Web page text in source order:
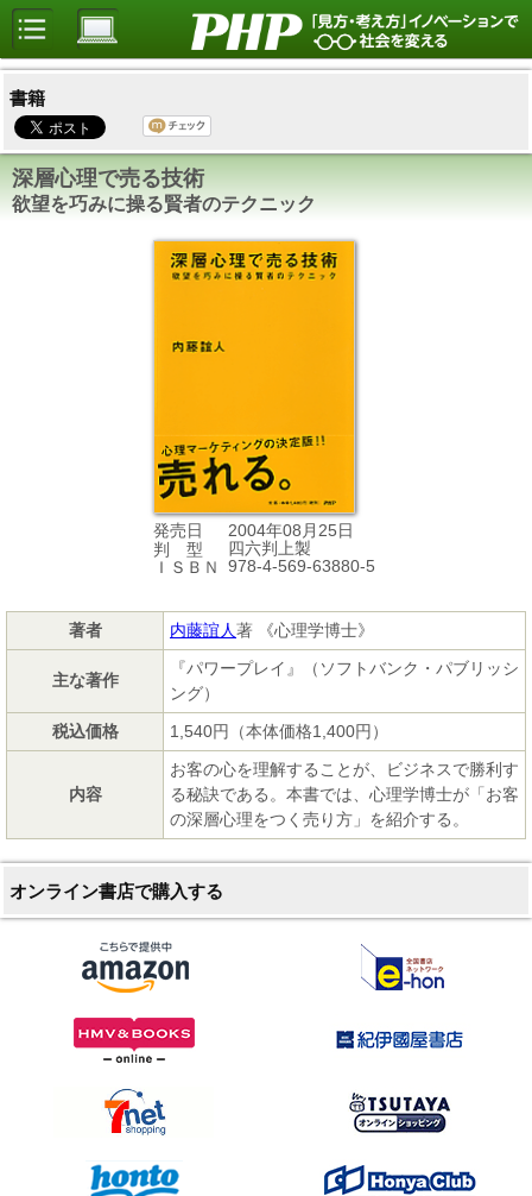
書籍
深層心理で売る技術
欲望を巧みに操る賢者のテクニック
発売日
2004年08月25日
判 型
四六判上製
ＩＳＢＮ
978-4-569-63880-5
著者 内藤誼人著 《心理学博士》
主な著作
『パワープレイ』（ソフトバンク・パブリッシ
ング）
税込価格
1,540円（本体価格1,400円）
内容
お客の心を理解することが、ビジネスで勝利す
る秘訣である。本書では、心理学博士が「お客
の深層心理をつく売り方」を紹介する。
オンライン書店で購入する